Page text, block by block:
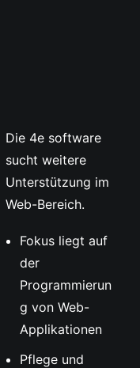
Die 4e software
sucht weitere
Unterstützung im
Web-Bereich.
Fokus liegt auf
der
Programmierun
g von Web-
Applikationen
Pflege und